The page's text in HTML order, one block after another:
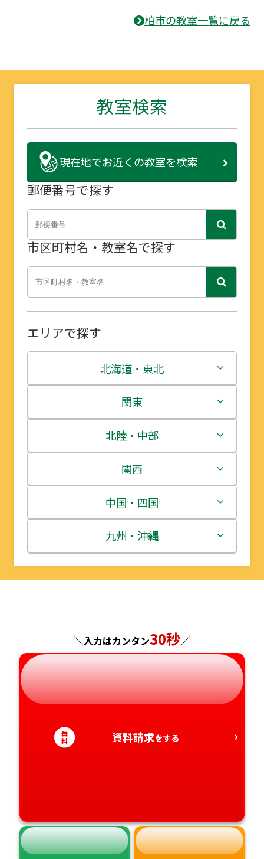
柏市の教室一覧に戻る
教室検索
現在地でお近くの教室を検索
郵便番号で探す
市区町村名・教室名で探す
エリアで探す
北海道・東北
北海道
青森県
岩手県
宮城県
秋田県
山形県
関東
茨城県
栃木県
群馬県
埼玉県
千葉県
神奈川県
北陸・中部
新潟県
富山県
石川県
福井県
岐阜県
静岡県
愛知県
関西
三重県
滋賀県
京都府
奈良県
和歌山県
中国・四国
鳥取県
島根県
広島県
山口県
徳島県
香川県
九州・沖縄
福岡県
長崎県
熊本県
大分県
宮崎県
＼入力はカンタン30秒／
無
料 資料請求をする